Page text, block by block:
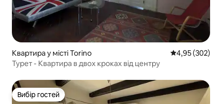
Квартира у місті Torino Середня
4,95 (302)
Турет - Квартира в двох кроках від центру
Вибір гостей
Вибір гостей